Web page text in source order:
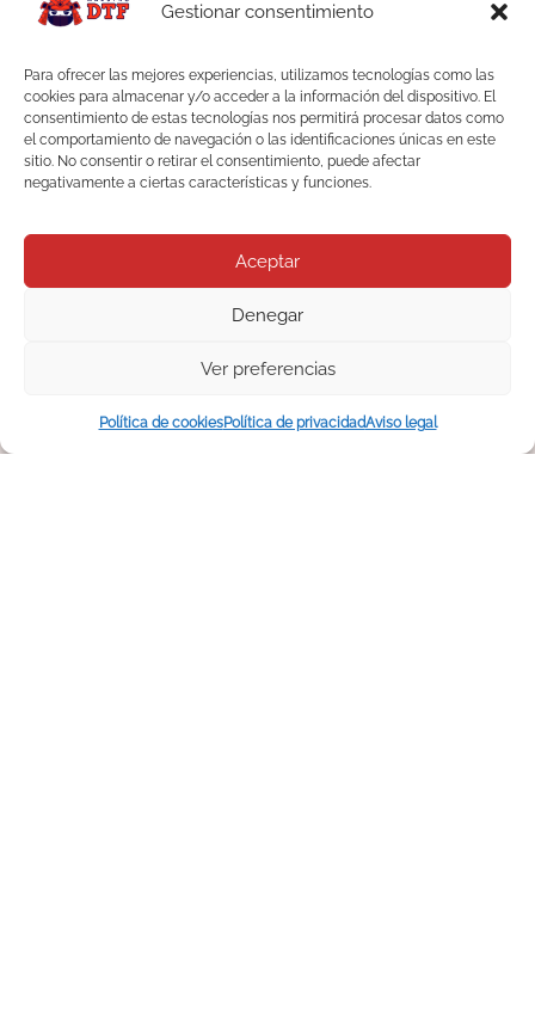
Gestionar consentimiento
Para ofrecer las mejores experiencias, utilizamos tecnologías como las
cookies para almacenar y/o acceder a la información del dispositivo. El
consentimiento de estas tecnologías nos permitirá procesar datos como
el comportamiento de navegación o las identificaciones únicas en este
sitio. No consentir o retirar el consentimiento, puede afectar
negativamente a ciertas características y funciones.
Aceptar
Denegar
Ver preferencias
Política de cookiesPolítica de privacidadAviso legal
Email: info@maestrodtf.com
Teléfono:943 903 678